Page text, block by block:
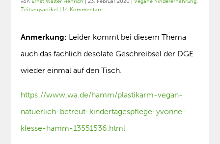
von Ernst Walter Henrich |23. Februar 2020 |Vegane Kinderernährung,
Zeitungsartikel |14 Kommentare
Anmerkung: Leider kommt bei diesem Thema
auch das fachlich desolate Geschreibsel der DGE
wieder einmal auf den Tisch.
https://www.wa.de/hamm/plastikarm-vegan-
natuerlich-betreut-kindertagespflege-yvonne-
klesse-hamm-13551536.html